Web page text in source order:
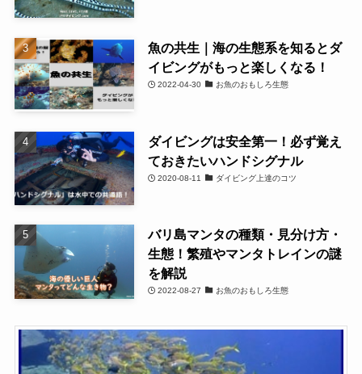
魚の共生｜海の生態系を知るとダ
イビングがもっと楽しくなる！
2022-04-30 お魚のおもしろ生態
ダイビングは安全第一！必ず覚え
ておきたいハンドシグナル
2020-08-11 ダイビング上達のコツ
バリ島マンタの種類・見分け方・
生態！繁殖やマンタトレインの謎
を解説
2022-08-27 お魚のおもしろ生態